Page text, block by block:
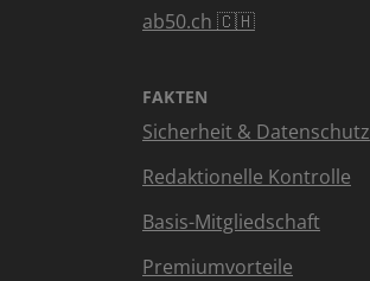
ab50.ch 🇨🇭
FAKTEN
Sicherheit & Datenschutz
Redaktionelle Kontrolle
Basis-Mitgliedschaft
Premiumvorteile